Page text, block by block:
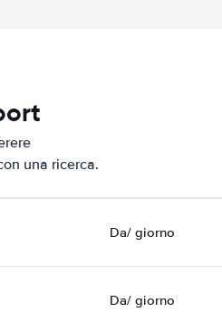
una ricerca.
Da/ giorno
Da/ giorno